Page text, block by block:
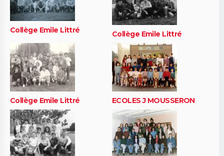
Collège Emile Littré Collège Emile Littré
Collège Emile Littré ECOLES J MOUSSERON